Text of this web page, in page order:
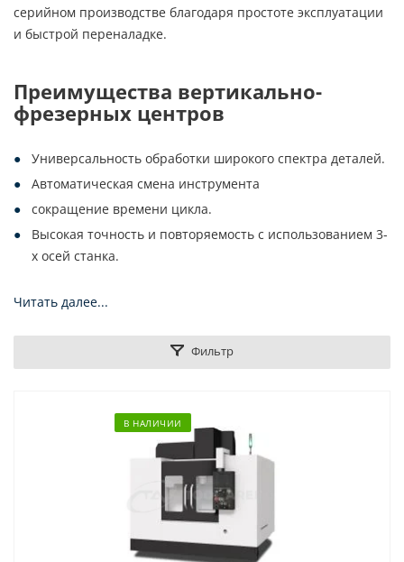
серийном производстве благодаря простоте эксплуатации
и быстрой переналадке.
Преимущества вертикально-
фрезерных центров
Универсальность обработки широкого спектра деталей.
Автоматическая смена инструмента
сокращение времени цикла.
Высокая точность и повторяемость с использованием 3-
х осей станка.
Читать далее...
Фильтр
В НАЛИЧИИ